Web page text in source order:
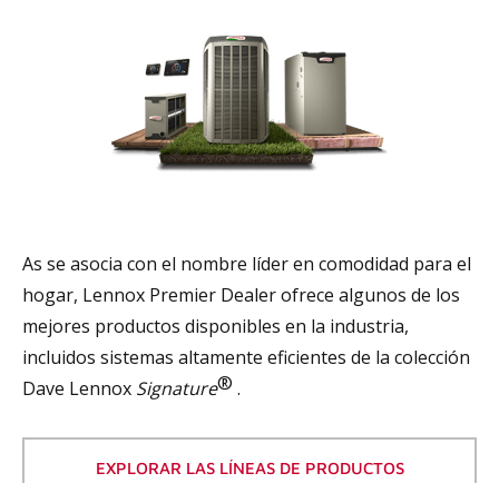
As se asocia con el nombre líder en comodidad para el
hogar, Lennox Premier Dealer ofrece algunos de los
mejores productos disponibles en la industria,
incluidos sistemas altamente eficientes de la colección
Dave Lennox Signature® .
EXPLORAR LAS LÍNEAS DE PRODUCTOS